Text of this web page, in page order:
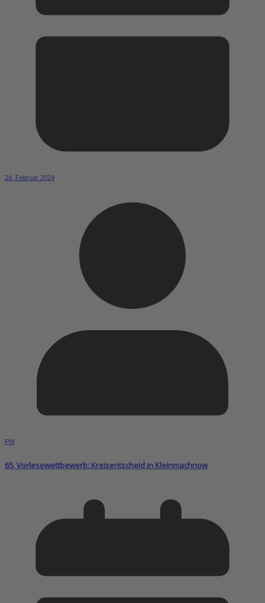
24. Februar 2024
PM
65. Vorlesewettbewerb: Kreisentscheid in Kleinmachnow